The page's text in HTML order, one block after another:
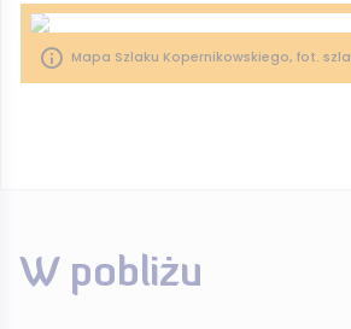
Mapa Szlaku Kopernikowskiego, fot.
W pobliżu